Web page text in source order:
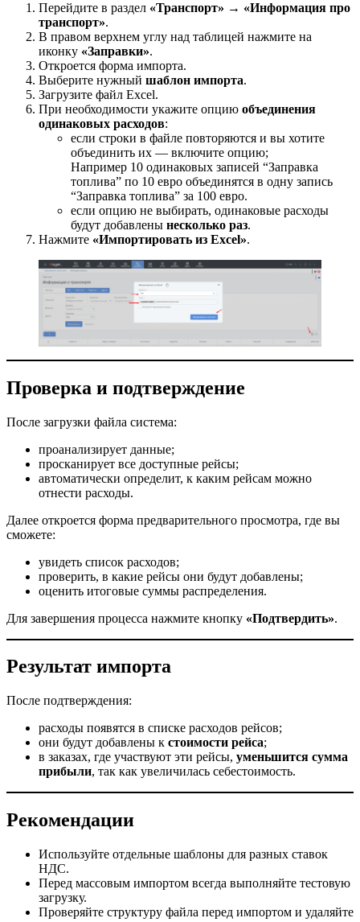
Перейдите в раздел «Транспорт» → «Информация про
транспорт».
В правом верхнем углу над таблицей нажмите на
иконку «Заправки».
Откроется форма импорта.
Выберите нужный шаблон импорта.
Загрузите файл Excel.
При необходимости укажите опцию объединения
одинаковых расходов:
если строки в файле повторяются и вы хотите
объединить их — включите опцию;
Например 10 одинаковых записей “Заправка
топлива” по 10 евро объединятся в одну запись
“Заправка топлива” за 100 евро.
если опцию не выбирать, одинаковые расходы
будут добавлены несколько раз.
Нажмите «Импортировать из Excel».
Проверка и подтверждение
После загрузки файла система:
проанализирует данные;
просканирует все доступные рейсы;
автоматически определит, к каким рейсам можно
отнести расходы.
Далее откроется форма предварительного просмотра, где вы
сможете:
увидеть список расходов;
проверить, в какие рейсы они будут добавлены;
оценить итоговые суммы распределения.
Для завершения процесса нажмите кнопку «Подтвердить».
Результат импорта
После подтверждения:
расходы появятся в списке расходов рейсов;
они будут добавлены к стоимости рейса;
в заказах, где участвуют эти рейсы, уменьшится сумма
прибыли, так как увеличилась себестоимость.
Рекомендации
Используйте отдельные шаблоны для разных ставок
НДС.
Перед массовым импортом всегда выполняйте тестовую
загрузку.
Проверяйте структуру файла перед импортом и удаляйте